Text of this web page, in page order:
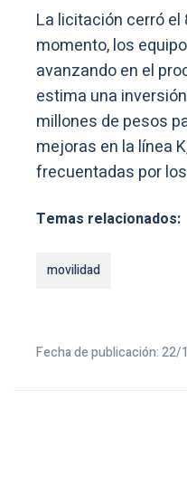
La licitación cerró el
momento, los
avanzando en el
estima una
millones de pesos
mejoras en la línea
frecuentadas por
Temas relacionados:
movilidad
Fecha de publicación: 22/